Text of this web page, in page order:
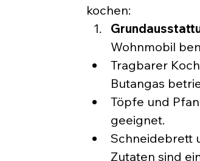
kochen:
Wohnmobil
Tragbarer
Butangas
Töpfe und
geeignet.
Schneidebrett
Zutaten sind